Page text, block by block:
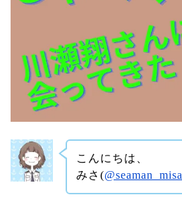
こんにちは、
みさ(@seaman_misa